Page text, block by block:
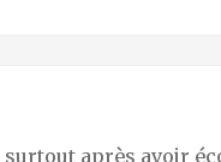
époque
après avoir